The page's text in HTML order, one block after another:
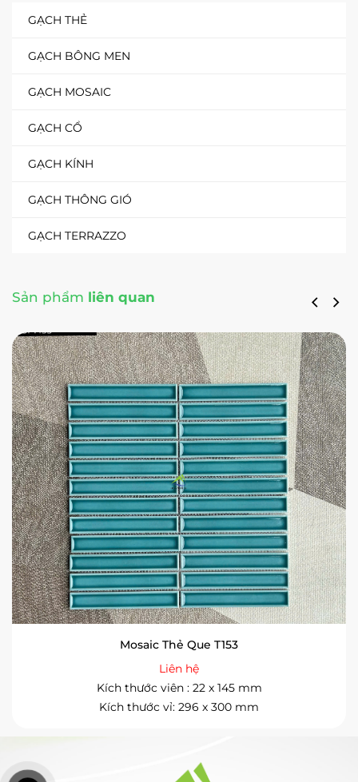
GẠCH THẺ
GẠCH BÔNG MEN
GẠCH MOSAIC
GẠCH CỔ
GẠCH KÍNH
GẠCH THÔNG GIÓ
GẠCH TERRAZZO
Sản phẩm liên quan
Mosaic Thẻ Que T153
Liên hệ
Kích thước viên : 22 x 145 mm
Kích thước vỉ: 296 x 300 mm